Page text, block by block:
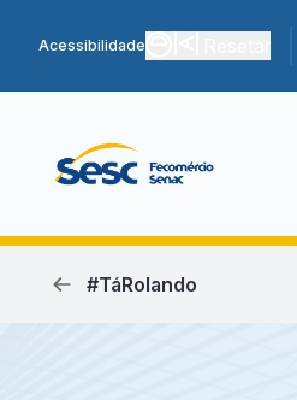
Acessibilidade
#TáRolando